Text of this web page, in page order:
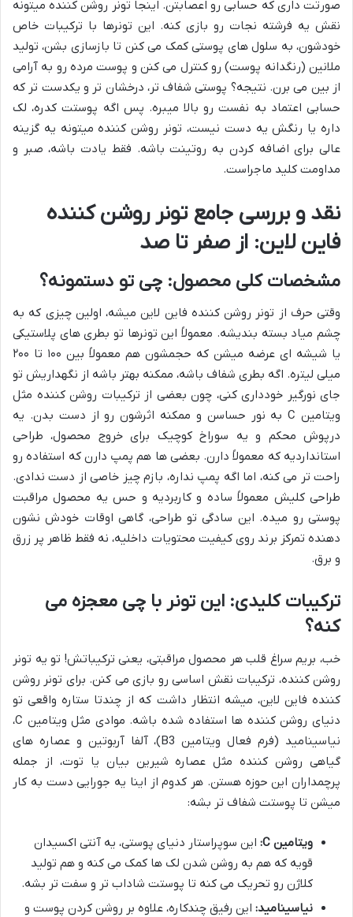
صورتت داری که حسابی رو اعصابتن. اینجا تونر روشن کننده میتونه
نقش یه فرشته نجات رو بازی کنه. این تونرها با ترکیبات خاص
خودشون، به سلول های پوستی کمک می کنن تا بازسازی بشن، تولید
ملانین (رنگدانه پوست) رو کنترل می کنن و پوست مرده رو به آرامی
از بین می برن. نتیجه؟ پوستی شفاف تر، درخشان تر و یکدست تر که
حسابی اعتماد به نفست رو بالا میبره. پس اگه پوستت کدره، لک
داره یا رنگش یه دست نیست، تونر روشن کننده میتونه یه گزینه
عالی برای اضافه کردن به روتینت باشه. فقط یادت باشه، صبر و
مداومت کلید ماجراست.
نقد و بررسی جامع تونر روشن کننده
فاین لاین: از صفر تا صد
مشخصات کلی محصول: چی تو دستمونه؟
وقتی حرف از تونر روشن کننده فاین لاین میشه، اولین چیزی که به
چشم میاد بسته بندیشه. معمولاً این تونرها تو بطری های پلاستیکی
یا شیشه ای عرضه میشن که حجمشون هم معمولاً بین ۱۰۰ تا ۲۰۰
میلی لیتره. اگه بطری شفاف باشه، ممکنه بهتر باشه از نگهداریش تو
جای نورگیر خودداری کنی، چون بعضی از ترکیبات روشن کننده مثل
ویتامین C به نور حساسن و ممکنه اثرشون رو از دست بدن. یه
درپوش محکم و یه سوراخ کوچیک برای خروج محصول، طراحی
استانداردیه که معمولاً دارن. بعضی ها هم پمپ دارن که استفاده رو
راحت تر می کنه، اما اگه پمپ نداره، بازم چیز خاصی از دست ندادی.
طراحی کلیش معمولاً ساده و کاربردیه و حس یه محصول مراقبت
پوستی رو میده. این سادگی تو طراحی، گاهی اوقات خودش نشون
دهنده تمرکز برند روی کیفیت محتویات داخلیه، نه فقط ظاهر پر زرق
و برق.
ترکیبات کلیدی: این تونر با چی معجزه می
کنه؟
خب، بریم سراغ قلب هر محصول مراقبتی، یعنی ترکیباتش! تو یه تونر
روشن کننده، ترکیبات نقش اساسی رو بازی می کنن. برای تونر روشن
کننده فاین لاین، میشه انتظار داشت که از چندتا ستاره واقعی تو
دنیای روشن کننده ها استفاده شده باشه. موادی مثل ویتامین C،
نیاسینامید (فرم فعال ویتامین B3)، آلفا آربوتین و عصاره های
گیاهی روشن کننده مثل عصاره شیرین بیان یا توت، از جمله
پرچمداران این حوزه هستن. هر کدوم از اینا یه جورایی دست به کار
میشن تا پوستت شفاف تر بشه:
ویتامین C:
این سوپراستار دنیای پوستی، یه آنتی اکسیدان
قویه که هم به روشن شدن لک ها کمک می کنه و هم تولید
کلاژن رو تحریک می کنه تا پوستت شاداب تر و سفت تر بشه.
نیاسینامید: این رفیق چندکاره، علاوه بر روشن کردن پوست و